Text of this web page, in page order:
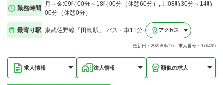
勤務時間
月～金:09時00分～18時00分（休憩60分）,土:08時30分～14時
00分（休憩0分）
最寄り駅 東武佐野線「田島駅」 バス・車11分 アクセス
更新日：2025/06/16 求人番号：376495
求人情報 法人情報 類似の求人